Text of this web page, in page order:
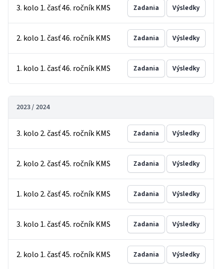
3. kolo 1. časť 46. ročník KMS Zadania Výsledky
2. kolo 1. časť 46. ročník KMS Zadania Výsledky
1. kolo 1. časť 46. ročník KMS Zadania Výsledky
2023 / 2024
3. kolo 2. časť 45. ročník KMS Zadania Výsledky
2. kolo 2. časť 45. ročník KMS Zadania Výsledky
1. kolo 2. časť 45. ročník KMS Zadania Výsledky
3. kolo 1. časť 45. ročník KMS Zadania Výsledky
2. kolo 1. časť 45. ročník KMS Zadania Výsledky